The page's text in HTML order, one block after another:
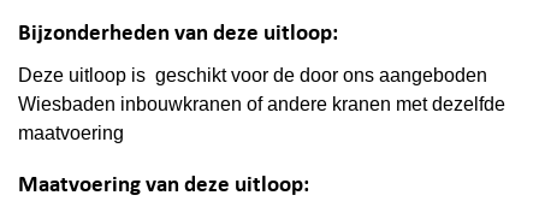
Bijzonderheden van deze uitloop:
Deze uitloop is geschikt voor de door ons aangeboden
Wiesbaden inbouwkranen of andere kranen met dezelfde
maatvoering
Maatvoering van deze uitloop: